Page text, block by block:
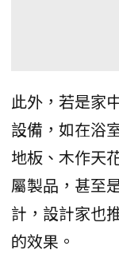
此外，若是家
設備，如在浴
地板、木作天
屬製品，甚至
計，設計家也
的效果。